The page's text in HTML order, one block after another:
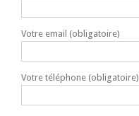
Votre email (obligatoire)
Votre téléphone (obligatoire)